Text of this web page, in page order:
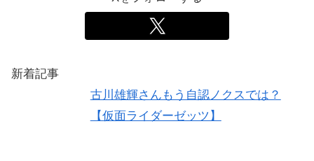
新着記事
古川雄輝さんもう自認ノクスでは？
【仮面ライダーゼッツ】